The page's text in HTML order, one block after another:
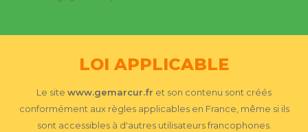
LOI APPLICABLE
Le site www.gemarcur.fr et son contenu sont créés
conformément aux règles applicables en France, même si ils
sont accessibles à d'autres utilisateurs francophones.